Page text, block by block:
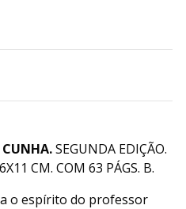
CUNHA.SEGUNDA EDIÇÃO.
CM. COM 63 PÁGS. B.
o espírito do professor